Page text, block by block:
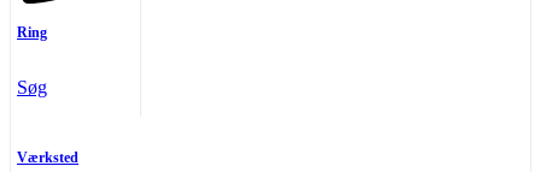
Ring
Søg
Værksted